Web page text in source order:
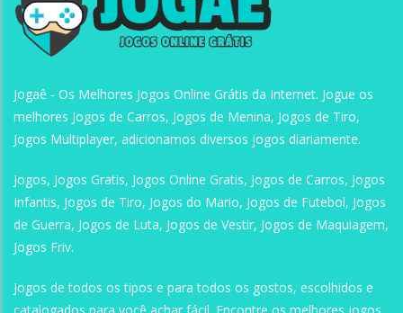
Jogaê - Os Melhores Jogos Online Grátis da Internet. Jogue os
melhores Jogos de Carros, Jogos de Menina, Jogos de Tiro,
Jogos Multiplayer, adicionamos diversos jogos diariamente.
Jogos, Jogos Gratis, Jogos Online Gratis, Jogos de Carros, Jogos
Infantis, Jogos de Tiro, Jogos do Mario, Jogos de Futebol, Jogos
de Guerra, Jogos de Luta, Jogos de Vestir, Jogos de Maquiagem,
Jogos Friv.
Jogos de todos os tipos e para todos os gostos, escolhidos e
catalogados para você achar fácil. Encontre os melhores jogos